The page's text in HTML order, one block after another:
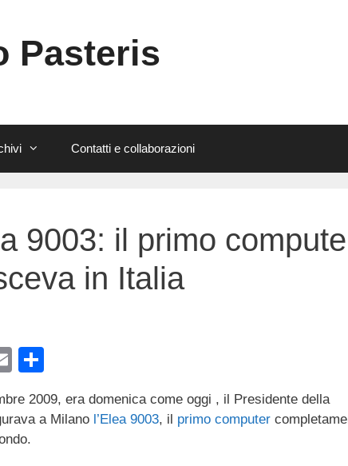
Pasteris
Contatti e collaborazioni
9003: il primo
in Italia
E
ail n
2009, era domenica come oggi , il Presidente della
a Milano l’Elea 9003, il primo computer